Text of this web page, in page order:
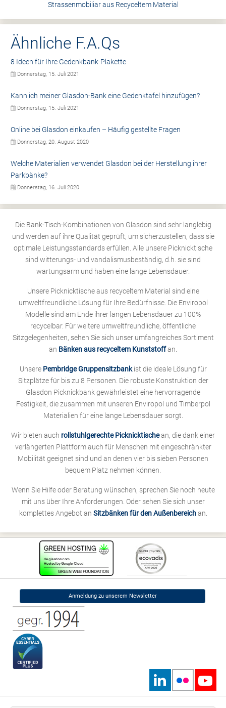
Strassenmobiliar aus Recyceltem Material
Ähnliche F.A.Qs
8 Ideen für Ihre Gedenkbank-Plakette
Donnerstag, 15. Juli 2021
Kann ich meiner Glasdon-Bank eine Gedenktafel hinzufügen?
Donnerstag, 15. Juli 2021
Online bei Glasdon einkaufen – Häufig gestellte Fragen
Donnerstag, 20. August 2020
Welche Materialien verwendet Glasdon bei der Herstellung ihrer
Parkbänke?
Donnerstag, 16. Juli 2020
Die Bank-Tisch-Kombinationen von Glasdon sind sehr langlebig
und werden auf ihre Qualität geprüft, um sicherzustellen, dass sie
optimale Leistungsstandards erfüllen. Alle unsere Picknicktische
sind witterungs- und vandalismusbeständig, d.h. sie sind
wartungsarm und haben eine lange Lebensdauer.
Unsere Picknicktische aus recyceltem Material sind eine
umweltfreundliche Lösung für Ihre Bedürfnisse. Die Enviropol
Modelle sind am Ende ihrer langen Lebensdauer zu 100%
recycelbar. Für weitere umweltfreundliche, öffentliche
Sitzgelegenheiten, sehen Sie sich unser umfangreiches Sortiment
an Bänken aus recyceltem Kunststoffan.
Unsere Pembridge Gruppensitzbankist die ideale Lösung für
Sitzplätze für bis zu 8 Personen. Die robuste Konstruktion der
Glasdon Picknickbank gewährleistet eine hervorragende
Festigkeit, die zusammen mit unseren Enviropol und Timberpol
Materialien für eine lange Lebensdauer sorgt.
Wir bieten auch rollstuhlgerechte Picknicktischean, die dank einer
verlängerten Plattform auch für Menschen mit eingeschränkter
Mobilität geeignet sind und an denen vier bis sieben Personen
bequem Platz nehmen können.
Wenn Sie Hilfe oder Beratung wünschen, sprechen Sie noch heute
mit uns über Ihre Anforderungen. Oder sehen Sie sich unser
komplettes Angebot an Sitzbänken für den Außenbereichan.
Anmeldung zu unserem Newsletter